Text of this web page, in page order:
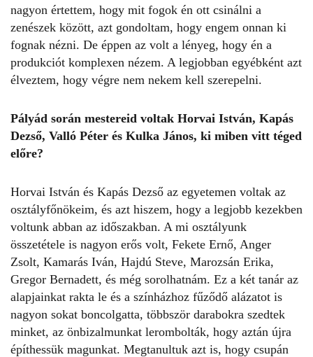
nagyon értettem, hogy mit fogok én ott csinálni a
zenészek között, azt gondoltam, hogy engem onnan ki
fognak nézni. De éppen az volt a lényeg, hogy én a
produkciót komplexen nézem. A legjobban egyébként azt
élveztem, hogy végre nem nekem kell szerepelni.
Pályád során mestereid voltak Horvai István, Kapás
Dezső, Valló Péter és Kulka János, ki miben vitt téged
előre?
Horvai István és Kapás Dezső az egyetemen voltak az
osztályfőnökeim, és azt hiszem, hogy a legjobb kezekben
voltunk abban az időszakban. A mi osztályunk
összetétele is nagyon erős volt, Fekete Ernő, Anger
Zsolt, Kamarás Iván, Hajdú Steve, Marozsán Erika,
Gregor Bernadett, és még sorolhatnám. Ez a két tanár az
alapjainkat rakta le és a színházhoz fűződő alázatot is
nagyon sokat boncolgatta, többször darabokra szedtek
minket, az önbizalmunkat lerombolták, hogy aztán újra
építhessük magunkat. Megtanultuk azt is, hogy csupán